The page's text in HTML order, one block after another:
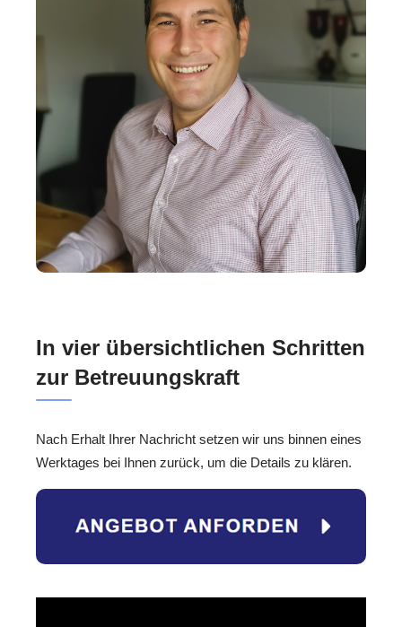
In vier übersichtlichen Schritten
zur Betreuungskraft
Nach Erhalt Ihrer Nachricht setzen wir uns binnen eines
Werktages bei Ihnen zurück, um die Details zu klären.